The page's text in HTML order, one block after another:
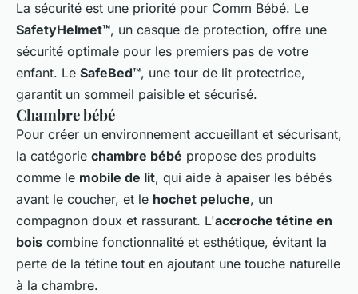
La sécurité est une priorité pour Comm Bébé. Le
SafetyHelmet™, un casque de protection, offre une
sécurité optimale pour les premiers pas de votre
enfant. Le SafeBed™, une tour de lit protectrice,
garantit un sommeil paisible et sécurisé.
Chambre bébé
Pour créer un environnement accueillant et sécurisant,
la catégorie chambre bébé propose des produits
comme le mobile de lit, qui aide à apaiser les bébés
avant le coucher, et le hochet peluche, un
compagnon doux et rassurant. L'accroche tétine en
bois combine fonctionnalité et esthétique, évitant la
perte de la tétine tout en ajoutant une touche naturelle
à la chambre.